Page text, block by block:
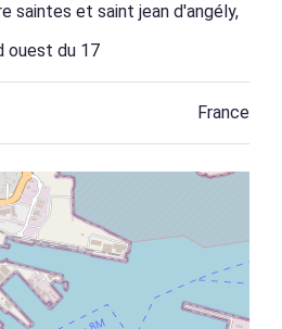
saintes et saint jean d'angély,
ouest du 17
France